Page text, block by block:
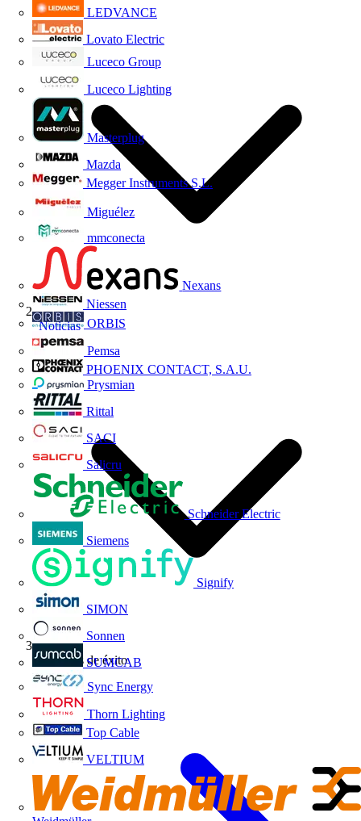
LEDVANCE
Lovato Electric
Luceco Group
Luceco Lighting
Masterplug
Mazda
Megger Instruments S.L.
Miguélez
mmconecta
Nexans
Niessen
ORBIS
Pemsa
PHOENIX CONTACT, S.A.U.
Prysmian
Rittal
SACI
Salicru
Schneider Electric
Siemens
Signify
SIMON
Sonnen
SUMCAB
Sync Energy
Thorn Lighting
Top Cable
VELTIUM
Noticias
Historias de éxito